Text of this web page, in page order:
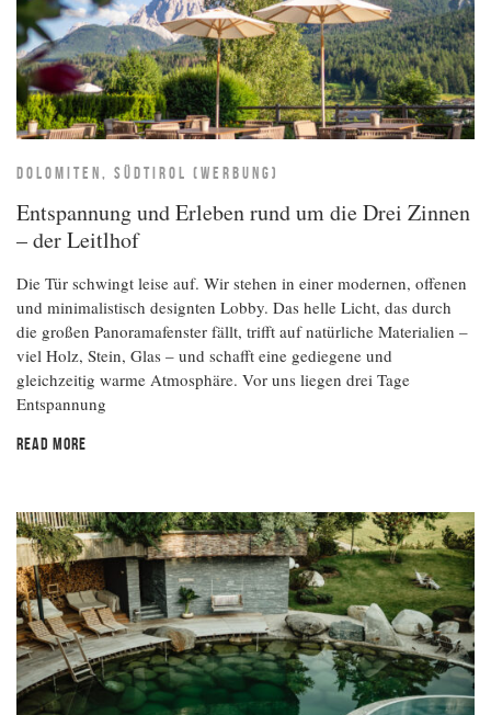
DOLOMITEN, SÜDTIROL (WERBUNG)
Entspannung und Erleben rund um die Drei Zinnen
– der Leitlhof
Die Tür schwingt leise auf. Wir stehen in einer modernen, offenen
und minimalistisch designten Lobby. Das helle Licht, das durch
die großen Panoramafenster fällt, trifft auf natürliche Materialien –
viel Holz, Stein, Glas – und schafft eine gediegene und
gleichzeitig warme Atmosphäre. Vor uns liegen drei Tage
Entspannung
READ MORE